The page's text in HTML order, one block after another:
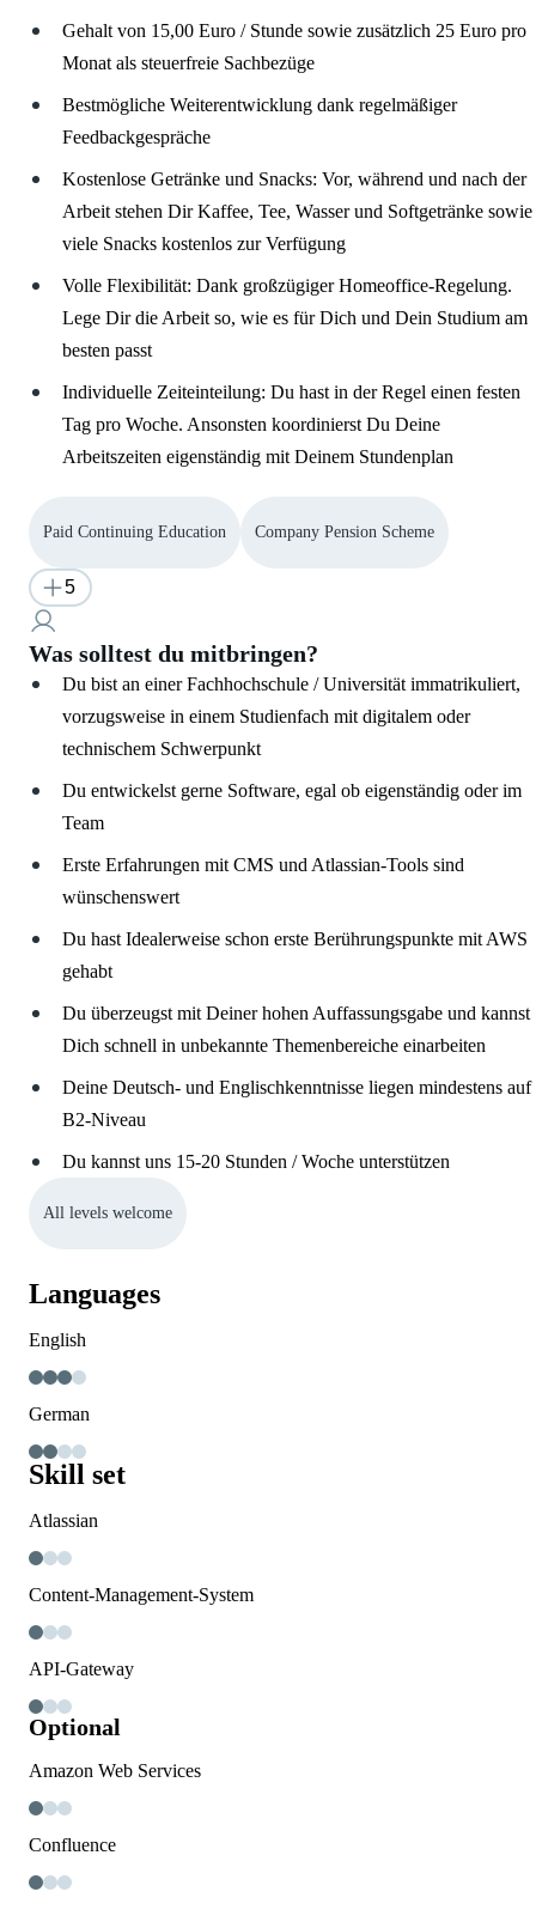
Gehalt von 15,00 Euro / Stunde sowie zusätzlich 25 Euro pro
Monat als steuerfreie Sachbezüge
Bestmögliche Weiterentwicklung dank regelmäßiger
Feedbackgespräche
Kostenlose Getränke und Snacks: Vor, während und nach der
Arbeit stehen Dir Kaffee, Tee, Wasser und Softgetränke sowie
viele Snacks kostenlos zur Verfügung
Volle Flexibilität: Dank großzügiger Homeoffice-Regelung.
Lege Dir die Arbeit so, wie es für Dich und Dein Studium am
besten passt
Individuelle Zeiteinteilung: Du hast in der Regel einen festen
Tag pro Woche. Ansonsten koordinierst Du Deine
Arbeitszeiten eigenständig mit Deinem Stundenplan
Paid Continuing Education Company Pension Scheme
5
Was solltest du mitbringen?
Du bist an einer Fachhochschule / Universität immatrikuliert,
vorzugsweise in einem Studienfach mit digitalem oder
technischem Schwerpunkt
Du entwickelst gerne Software, egal ob eigenständig oder im
Team
Erste Erfahrungen mit CMS und Atlassian-Tools sind
wünschenswert
Du hast Idealerweise schon erste Berührungspunkte mit AWS
gehabt
Du überzeugst mit Deiner hohen Auffassungsgabe und kannst
Dich schnell in unbekannte Themenbereiche einarbeiten
Deine Deutsch- und Englischkenntnisse liegen mindestens auf
B2-Niveau
Du kannst uns 15-20 Stunden / Woche unterstützen
All levels welcome
Languages
English
German
Skill set
Atlassian
Content-Management-System
API-Gateway
Optional
Amazon Web Services
Confluence